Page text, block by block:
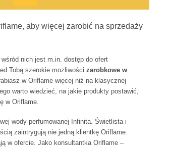
aby więcej zarobić na sprzedaży
nich jest m.in. dostęp do ofert
Tobą szerokie możliwości zarobkowe w
w Oriflame więcej niż na klasycznej
warto wiedzieć, na jakie produkty postawić,
w Oriflame.
wody perfumowanej Infinita. Świetlista i
zaintrygują nie jedną klientkę Oriflame.
w ofercie. Jako konsultantka Oriflame –